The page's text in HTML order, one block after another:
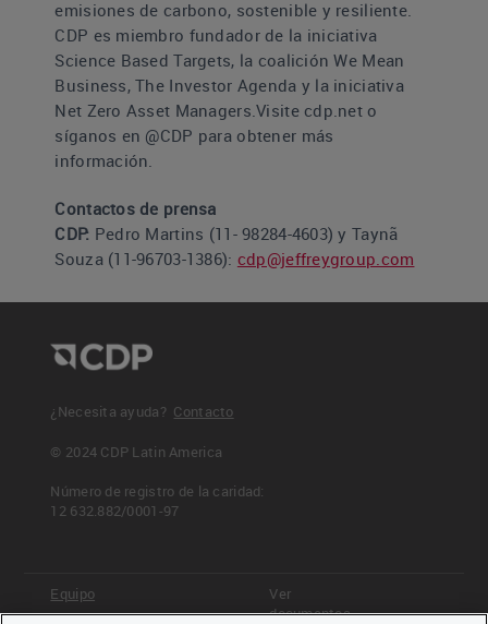
emisiones de carbono, sostenible y resiliente.
CDP es miembro fundador de la iniciativa
Science Based Targets, la coalición We Mean
Business, The Investor Agenda y la iniciativa
Net Zero Asset Managers.Visite cdp.net o
síganos en @CDP para obtener más
información.
Contactos de prensa
CDP: Pedro Martins (11- 98284-4603) y Taynã
Souza (11-96703-1386): cdp@jeffreygroup.com
¿Necesita ayuda? Contacto
© 2024 CDP Latin America
Número de registro de la caridad:
12 632.882/0001-97
Equipo
Ver
documentos